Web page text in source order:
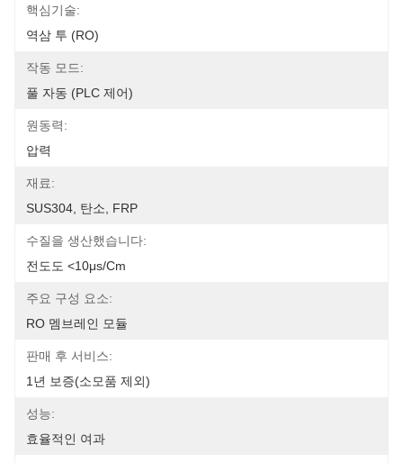
핵심기술:
역삼 투 (RO)
작동 모드:
풀 자동 (PLC 제어)
원동력:
압력
재료:
SUS304, 탄소, FRP
수질을 생산했습니다:
전도도 <10μs/cm
주요 구성 요소:
RO 멤브레인 모듈
판매 후 서비스:
1년 보증(소모품 제외)
성능:
효율적인 여과